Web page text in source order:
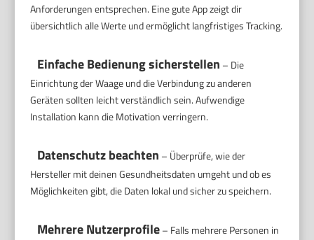
Anforderungen entsprechen. Eine gute App zeigt dir
übersichtlich alle Werte und ermöglicht langfristiges Tracking.
Einfache Bedienung sicherstellen – Die
Einrichtung der Waage und die Verbindung zu anderen
Geräten sollten leicht verständlich sein. Aufwendige
Installation kann die Motivation verringern.
Datenschutz beachten – Überprüfe, wie der
Hersteller mit deinen Gesundheitsdaten umgeht und ob es
Möglichkeiten gibt, die Daten lokal und sicher zu speichern.
Mehrere Nutzerprofile– Falls mehrere Personen in